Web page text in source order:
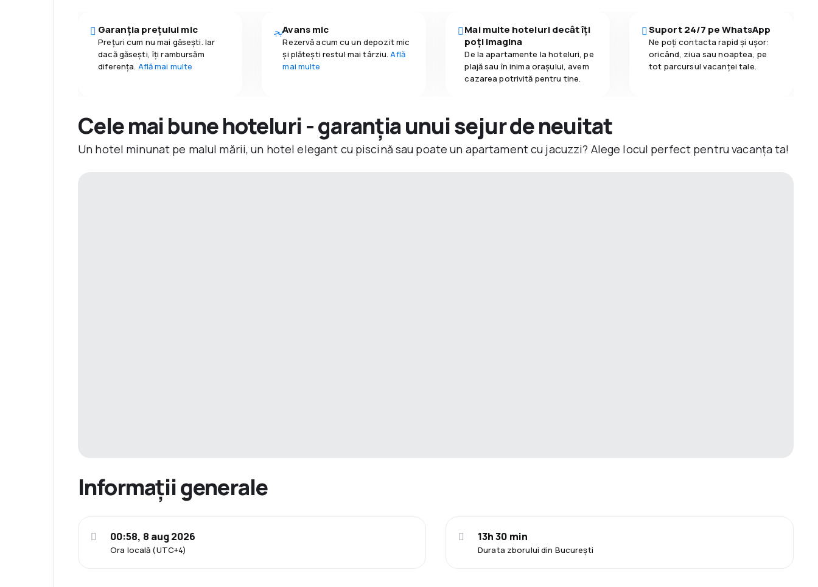
Garanția prețului mic
Prețuri cum nu mai găsești. Iar
dacă găseşti, îți rambursăm
diferența. Află mai multe
Avans mic
Rezervă acum cu un depozit mic
și plătești restul mai târziu.Află
mai multe
Mai multe hoteluri decât îți
poți imagina
De la apartamente la hoteluri, pe
plajă sau în inima orașului, avem
cazarea potrivită pentru tine.
Suport 24/7 pe WhatsApp
Ne poți contacta rapid și ușor:
oricând, ziua sau noaptea, pe
tot parcursul vacanței tale.
Cele mai bune hoteluri - garanția unui sejur de neuitat
Un hotel minunat pe malul mării, un hotel elegant cu piscină sau poate un apartament cu jacuzzi? Alege locul perfect pentru vacanța ta!
Informații generale
Ora locală (UTC+4)
00:58, 8 aug 2026
Durata zborului din București
13h 30 min